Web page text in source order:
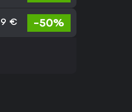
€ -50%